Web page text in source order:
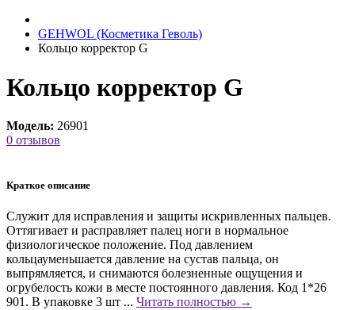
GEHWOL (Косметика Геволь)
Кольцо корректор G
Кольцо корректор G
Модель: 26901
0 отзывов
Краткое описание
Служит для исправления и защиты искривленных пальцев.
Оттягивает и расправляет палец ноги в нормальное
физиологическое положение. Под давлением
кольцауменьшается давление на сустав пальца, он
выпрямляется, и снимаются болезненные ощущения и
огрубелость кожи в месте постоянного давления. Код 1*26
901. В упаковке 3 шт ... Читать полностью →